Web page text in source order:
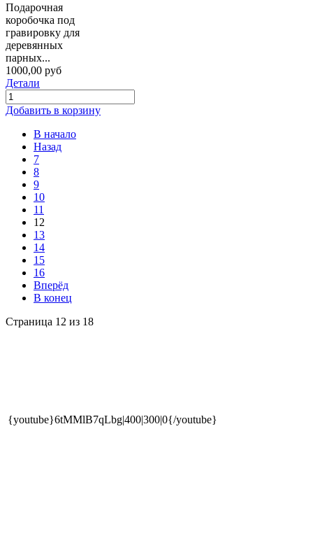
Подарочная
коробочка под
гравировку для
деревянных
парных...
1000,00 руб
Детали
Добавить в корзину
В начало
Назад
7
8
9
10
11
12
13
14
15
16
Вперёд
В конец
Страница 12 из 18
{youtube}6tMMlB7qLbg|400|300|0{/youtube}